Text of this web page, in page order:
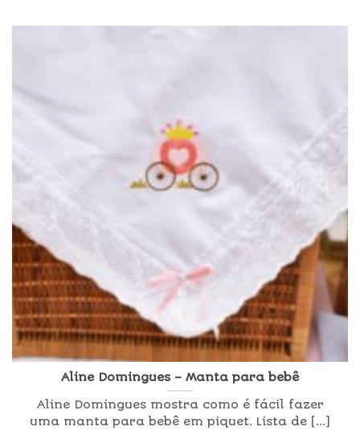
Aline Domingues – Manta para bebê
Aline Domingues mostra como é fácil fazer
uma manta para bebê em piquet. Lista de [...]